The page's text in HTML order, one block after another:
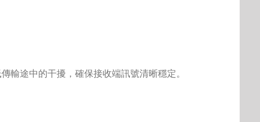
輸途中的干擾，確保接收端訊號清晰穩定。